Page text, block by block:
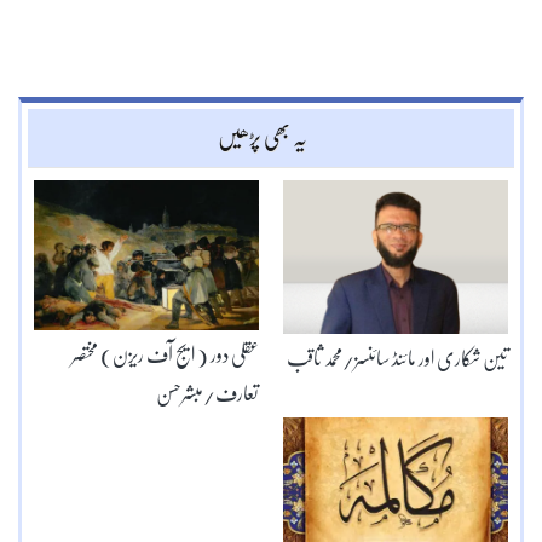
یہ بھی پڑھیں
عقلی دور ( ایج آف ریزن) مختصر
تعارف/مبشرحسن
تین شکاری اور مائنڈ سائنسز/محمد ثاقب